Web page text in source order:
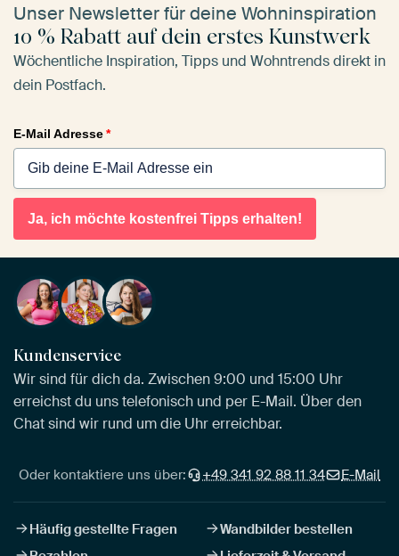
Unser Newsletter für deine Wohninspiration
10 % Rabatt auf dein erstes Kunstwerk
Wöchentliche Inspiration, Tipps und Wohntrends direkt in
dein Postfach.
E-Mail Adresse*
Ja, ich möchte kostenfrei Tipps erhalten!
Kundenservice
Wir sind für dich da. Zwischen 9:00 und 15:00 Uhr
erreichst du uns telefonisch und per E-Mail. Über den
Chat sind wir rund um die Uhr erreichbar.
Oder kontaktiere uns über: +49 341 92 88 11 34 E-Mail
Häufig gestellte Fragen
Wandbilder bestellen